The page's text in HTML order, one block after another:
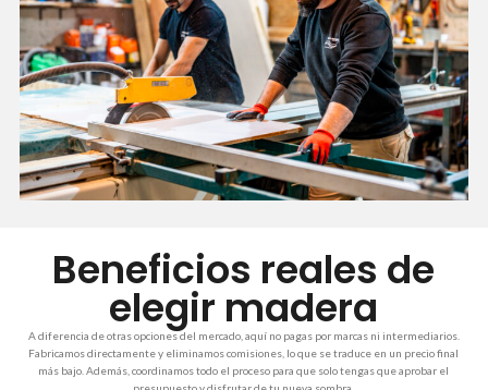
Beneficios reales de
elegir madera
A diferencia de otras opciones del mercado, aquí no pagas por marcas ni intermediarios.
Fabricamos directamente y eliminamos comisiones, lo que se traduce en un precio final
más bajo. Además, coordinamos todo el proceso para que solo tengas que aprobar el
presupuesto y disfrutar de tu nueva sombra.